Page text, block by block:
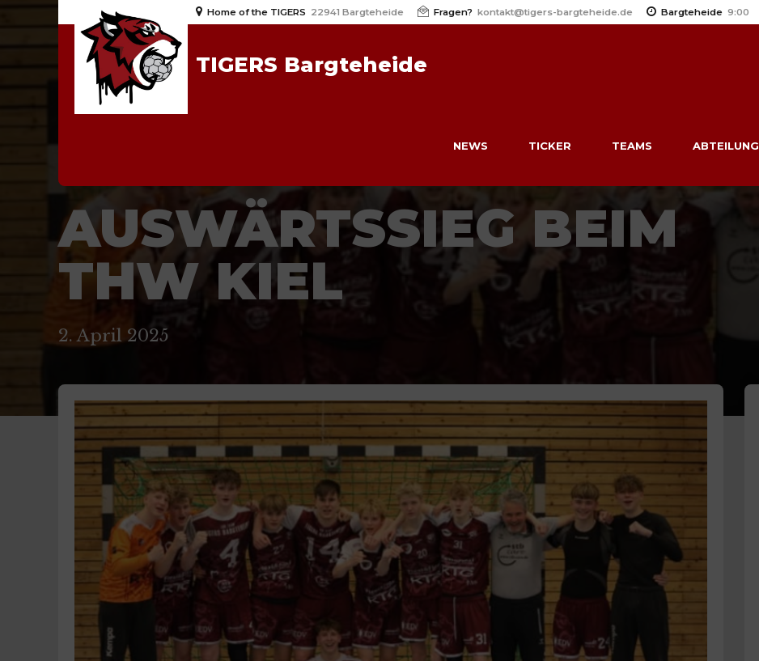
Home of the TIGERS 22941 Bargteheide Fragen? kontakt@tigers-bargteheide.de Bargteheide 9:00
TIGERS Bargteheide
NEWS TICKER TEAMS ABTEILUNG
2024/25
AUSWÄRTSSIEG BEIM
THW KIEL
2. April 2025